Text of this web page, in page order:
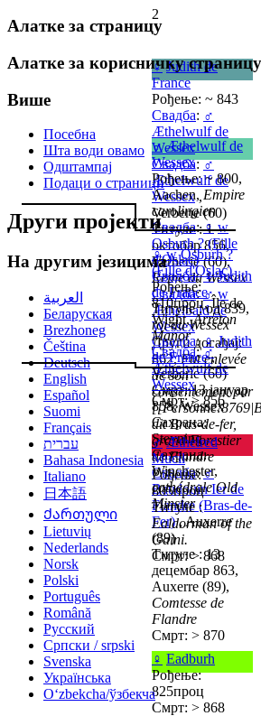
2
♀ Judith de
France
Рођење: ~ 843
Свадба: ♂
Æthelwulf de
Wessex
Свадба:♂
Æthelwulf de
Wessex,
Verberie (60)
Титуле : 1
октобар 856,
Verberie (60),
Reine du Wessex
Свадба:♂ w
Æthelbald de
Wessex
Други догађај:
862,Fut enlevée
de son
consentement par
dit Bras-de-fer,
grand Forestier
de Flandre
Свадба:♂
Baudouin Ier de
Flandre (Bras-de-
Fer), Auxerre
(89)
Титуле : 13
децембар 863,
Auxerre (89),
Comtesse de
Flandre
Смрт: > 870
♂ Æthelwulf de
Wessex
Рођење: ~ 800,
Aachen, Empire
carolingien
Свадба:♀ w
Osburh ? (Fille
d'Oslac)
Свадба:♀ Judith
de France
Титуле : од 839,
roi du Wessex
Свадба:♀ Judith
de France,
Verberie (60)
Смрт: 13 јануар
858, Wessex
Сахрана:
Steyning
Сахрана:
Winchester,
cathédrale Old
Minster
♀ w Osburh ?
(Fille d'Oslac)
Рођење:
810проц, Île de
Wight,Arreton
Manor
Свадба:♂
Æthelwulf de
Wessex
Смрт: > 856
♂ Æthelred
Mucil
Рођење:
805проц
Титуле :
Ealdorman of the
Gaini.
Смрт: > 868
♀ Eadburh
Рођење:
825проц
Смрт: > 868
Алатке за страницу
Алатке за корисничку страницу
Више
Посебна
Шта води овамо
Одштампај
Подаци о страници
Други пројекти
На другим језицима
العربية
Беларуская
Brezhoneg
Čeština
Deutsch
English
Español
Suomi
Français
עברית
Bahasa Indonesia
Italiano
日本語
Ქართული
Lietuvių
Nederlands
Norsk
Polski
Português
Română
Русский
Српски / srpski
Svenska
Українська
Oʻzbekcha/ўзбекча